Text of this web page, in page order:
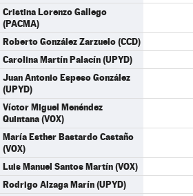
Cristina Lorenzo Gallego
(PACMA)
Roberto González Zarzuelo (CCD)
Carolina Martín Palacín (UPYD)
Juan Antonio Espeso González
(UPYD)
Víctor Miguel Menéndez
Quintana (VOX)
María Esther Bastardo Castaño
(VOX)
Luis Manuel Santos Martín (VOX)
Rodrigo Alzaga Marín (UPYD)